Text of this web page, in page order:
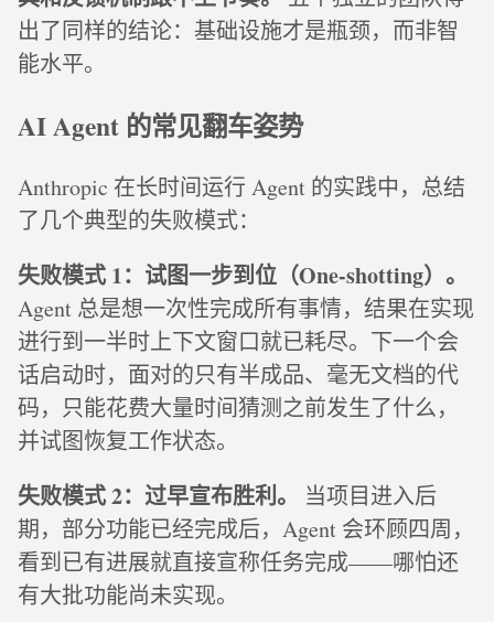
出了同样的结论：基础设施才是瓶颈，而非智
能水平。
AI Agent 的常见翻车姿势
Anthropic 在长时间运行 Agent 的实践中，总结
了几个典型的失败模式：
失败模式 1：试图一步到位（One-shotting）。
Agent 总是想一次性完成所有事情，结果在实现
进行到一半时上下文窗口就已耗尽。下一个会
话启动时，面对的只有半成品、毫无文档的代
码，只能花费大量时间猜测之前发生了什么，
并试图恢复工作状态。
失败模式 2：过早宣布胜利。
当项目进入后
期，部分功能已经完成后，Agent 会环顾四周，
看到已有进展就直接宣称任务完成——哪怕还
有大批功能尚未实现。